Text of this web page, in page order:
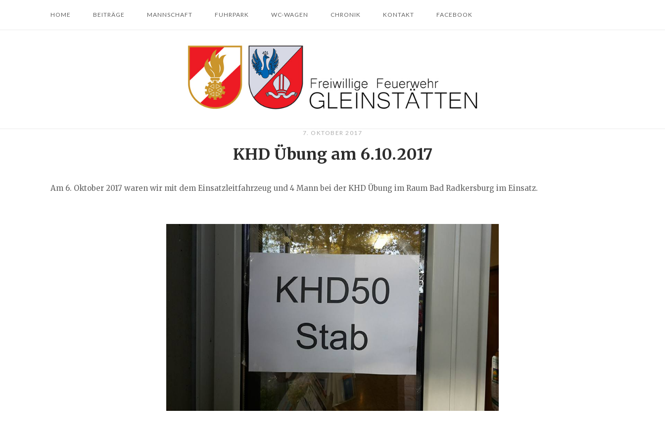
HOME BEITRÄGE MANNSCHAFT FUHRPARK WC-WAGEN CHRONIK KONTAKT FACEBOOK
7. OKTOBER 2017
KHD Übung am 6.10.2017
Am 6. Oktober 2017 waren wir mit dem Einsatzleitfahrzeug und 4 Mann bei der KHD Übung im Raum Bad Radkersburg im Einsatz.